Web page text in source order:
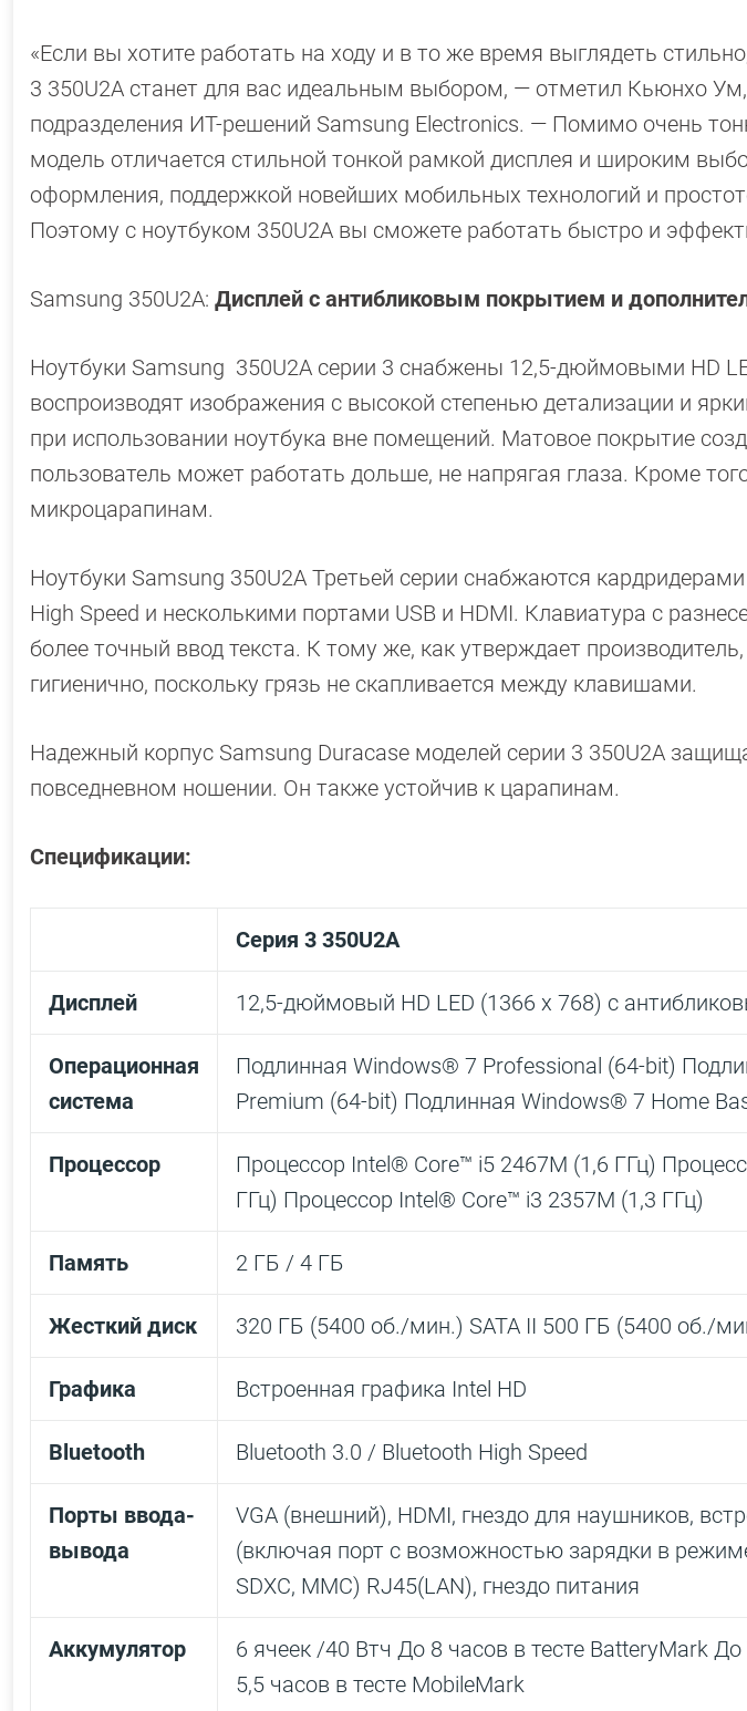
«Если вы хотите работать на ходу и в то же время выглядеть
3 350U2A станет для вас идеальным выбором, — отметил Кьюнхо
подразделения ИТ-решений Samsung Electronics. — Помимо очень
модель отличается стильной тонкой рамкой дисплея и широким
оформления, поддержкой новейших мобильных технологий и
Поэтому с ноутбуком 350U2A вы сможете работать быстро и
Samsung 350U2A: Дисплей с антибликовым покрытием и
Ноутбуки Samsung 350U2A серии 3 снабжены 12,5-дюймовыми HD
воспроизводят изображения с высокой степенью детализации и
при использовании ноутбука вне помещений. Матовое покрытие
пользователь может работать дольше, не напрягая глаза. Кроме
микроцарапинам.
Ноутбуки Samsung 350U2A Третьей серии снабжаются
High Speed и несколькими портами USB и HDMI. Клавиатура с
более точный ввод текста. К тому же, как утверждает
гигиенично, поскольку грязь не скапливается между клавишами.
Надежный корпус Samsung Duracase моделей серии 3 350U2A
повседневном ношении. Он также устойчив к царапинам.
Спецификации:
Серия 3 350U2A
Дисплей 12,5-дюймовый HD LED (1366 x 768) с
Операционная
система
Подлинная Windows® 7 Professional (64-bit)
Premium (64-bit) Подлинная Windows® 7 Home
Процессор
Процессор Intel® Core™ i5 2467M (1,6 ГГц)
ГГц) Процессор Intel® Core™ i3 2357M (1,3 ГГц)
Память 2 ГБ / 4 ГБ
Жесткий диск 320 ГБ (5400 об./мин.) SATA II 500 ГБ (5400 об./
Графика Встроенная графика Intel HD
Bluetooth Bluetooth 3.0 / Bluetooth High Speed
Порты ввода-
вывода
VGA (внешний), HDMI, гнездо для наушников,
(включая порт с возможностью зарядки в
SDXC, MMC) RJ45(LAN), гнездо питания
Аккумулятор
6 ячеек /40 Втч До 8 часов в тесте BatteryMark
5,5 часов в тесте MobileMark